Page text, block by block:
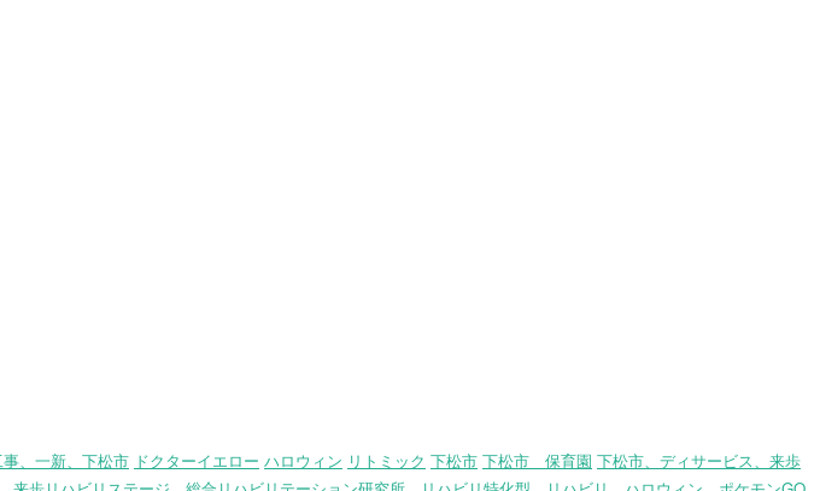
、一新、下松市 ドクターイエロー ハロウィン リトミック 下松市 下松市 保育園 下松市、ディサービス、来歩